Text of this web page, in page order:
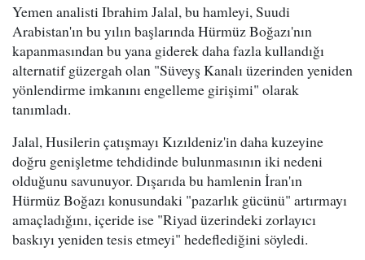
Yemen analisti Ibrahim Jalal, bu hamleyi, Suudi
Arabistan'ın bu yılın başlarında Hürmüz Boğazı'nın
kapanmasından bu yana giderek daha fazla kullandığı
alternatif güzergah olan "Süveyş Kanalı üzerinden yeniden
yönlendirme imkanını engelleme girişimi" olarak
tanımladı.
Jalal, Husilerin çatışmayı Kızıldeniz'in daha kuzeyine
doğru genişletme tehdidinde bulunmasının iki nedeni
olduğunu savunuyor. Dışarıda bu hamlenin İran'ın
Hürmüz Boğazı konusundaki "pazarlık gücünü" artırmayı
amaçladığını, içeride ise "Riyad üzerindeki zorlayıcı
baskıyı yeniden tesis etmeyi" hedeflediğini söyledi.